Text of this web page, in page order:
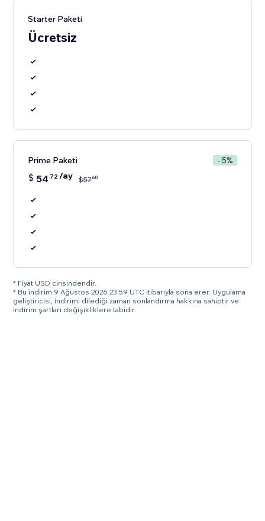
Starter Paketi
Ücretsiz
Prime Paketi - 5%
$ 54 72/ay $5760
* Fiyat USD cinsindendir.
* Bu indirim 9 Ağustos 2026 23:59 UTC itibarıyla sona erer. Uygulama
geliştiricisi, indirimi dilediği zaman sonlandırma hakkına sahiptir ve
indirim şartları değişikliklere tabidir.